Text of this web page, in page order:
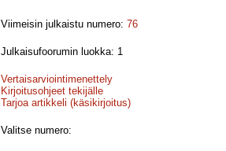
Viimeisin julkaistu numero:76
Julkaisufoorumin luokka: 1
Vertaisarviointimenettely
Kirjoitusohjeet tekijälle
Tarjoa artikkeli (käsikirjoitus)
Valitse numero: